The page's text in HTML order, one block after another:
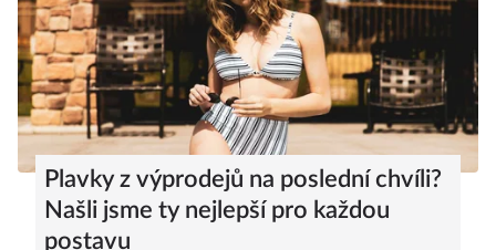
Plavky z výprodejů na poslední chvíli?
Našli jsme ty nejlepší pro každou
postavu